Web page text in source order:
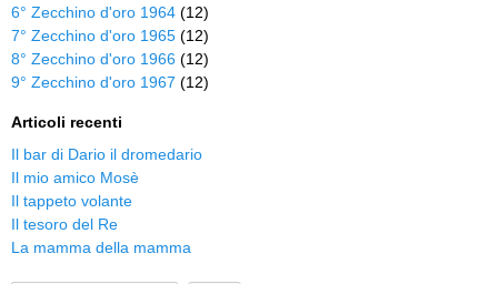
6° Zecchino d'oro 1964 (12)
7° Zecchino d'oro 1965 (12)
8° Zecchino d'oro 1966 (12)
9° Zecchino d'oro 1967 (12)
Articoli recenti
Il bar di Dario il dromedario
Il mio amico Mosè
Il tappeto volante
Il tesoro del Re
La mamma della mamma